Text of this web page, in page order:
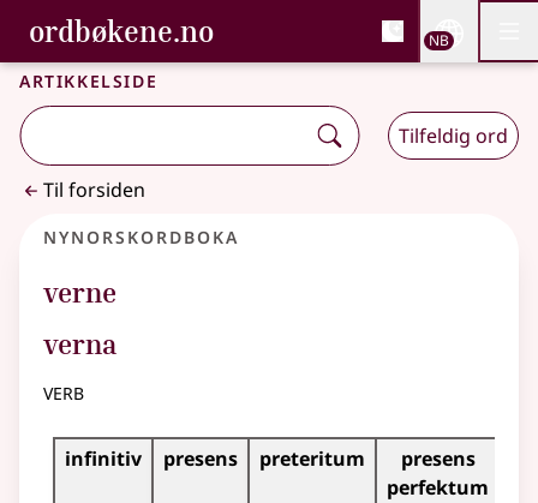
Gå til hovedinnhold
Tilgjengelighet
ordbøkene.no, Bokmålsordboka og
Bokmålsordboka og Nynorskordboka
NB
Artikkelside
Tilfeldig ord
Til forsiden
Nynorskordboka
verne
verna
verb
Bøyningstabell for dette verbet
infinitiv presens preteritum
presens
perfektum